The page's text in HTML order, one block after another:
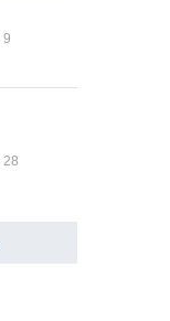
9
28